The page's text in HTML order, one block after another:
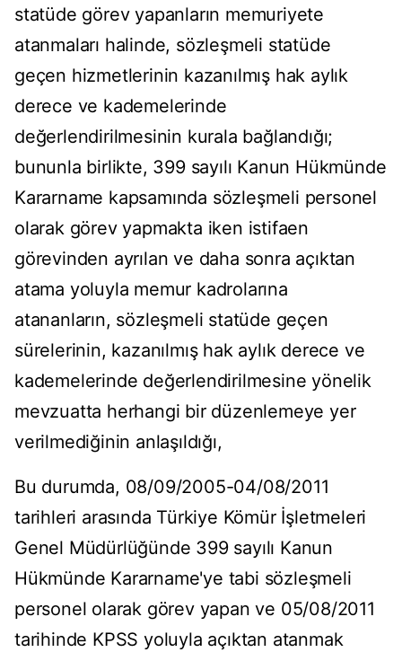
statüde görev yapanların memuriyete
atanmaları halinde, sözleşmeli statüde
geçen hizmetlerinin kazanılmış hak aylık
derece ve kademelerinde
değerlendirilmesinin kurala bağlandığı;
bununla birlikte, 399 sayılı Kanun Hükmünde
Kararname kapsamında sözleşmeli personel
olarak görev yapmakta iken istifaen
görevinden ayrılan ve daha sonra açıktan
atama yoluyla memur kadrolarına
atananların, sözleşmeli statüde geçen
sürelerinin, kazanılmış hak aylık derece ve
kademelerinde değerlendirilmesine yönelik
mevzuatta herhangi bir düzenlemeye yer
verilmediğinin anlaşıldığı,
Bu durumda, 08/09/2005-04/08/2011
tarihleri arasında Türkiye Kömür İşletmeleri
Genel Müdürlüğünde 399 sayılı Kanun
Hükmünde Kararname'ye tabi sözleşmeli
personel olarak görev yapan ve 05/08/2011
tarihinde KPSS yoluyla açıktan atanmak